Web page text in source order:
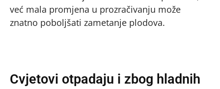
već mala promjena u prozračivanju može
znatno poboljšati zametanje plodova.
Cvjetovi otpadaju i zbog hladnih